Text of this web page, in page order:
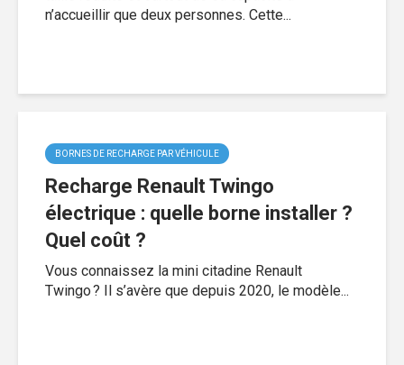
n’accueillir que deux personnes. Cette...
BORNES DE RECHARGE PAR VÉHICULE
Recharge Renault Twingo
électrique : quelle borne installer ?
Quel coût ?
Vous connaissez la mini citadine Renault
Twingo ? Il s’avère que depuis 2020, le modèle...